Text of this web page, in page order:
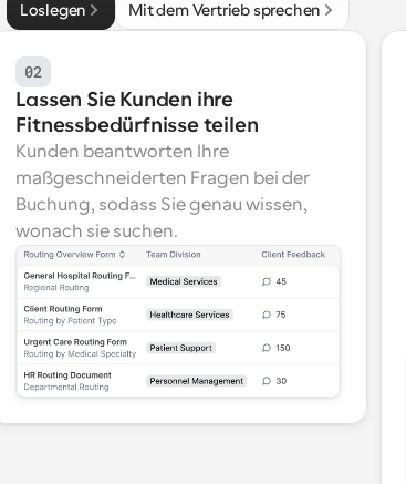
Loslegen Mit dem Vertrieb sprechen
02
Lassen Sie Kunden ihre
Fitnessbedürfnisse teilen
Kunden beantworten Ihre
maßgeschneiderten Fragen bei der
Buchung, sodass Sie genau wissen,
wonach sie suchen.